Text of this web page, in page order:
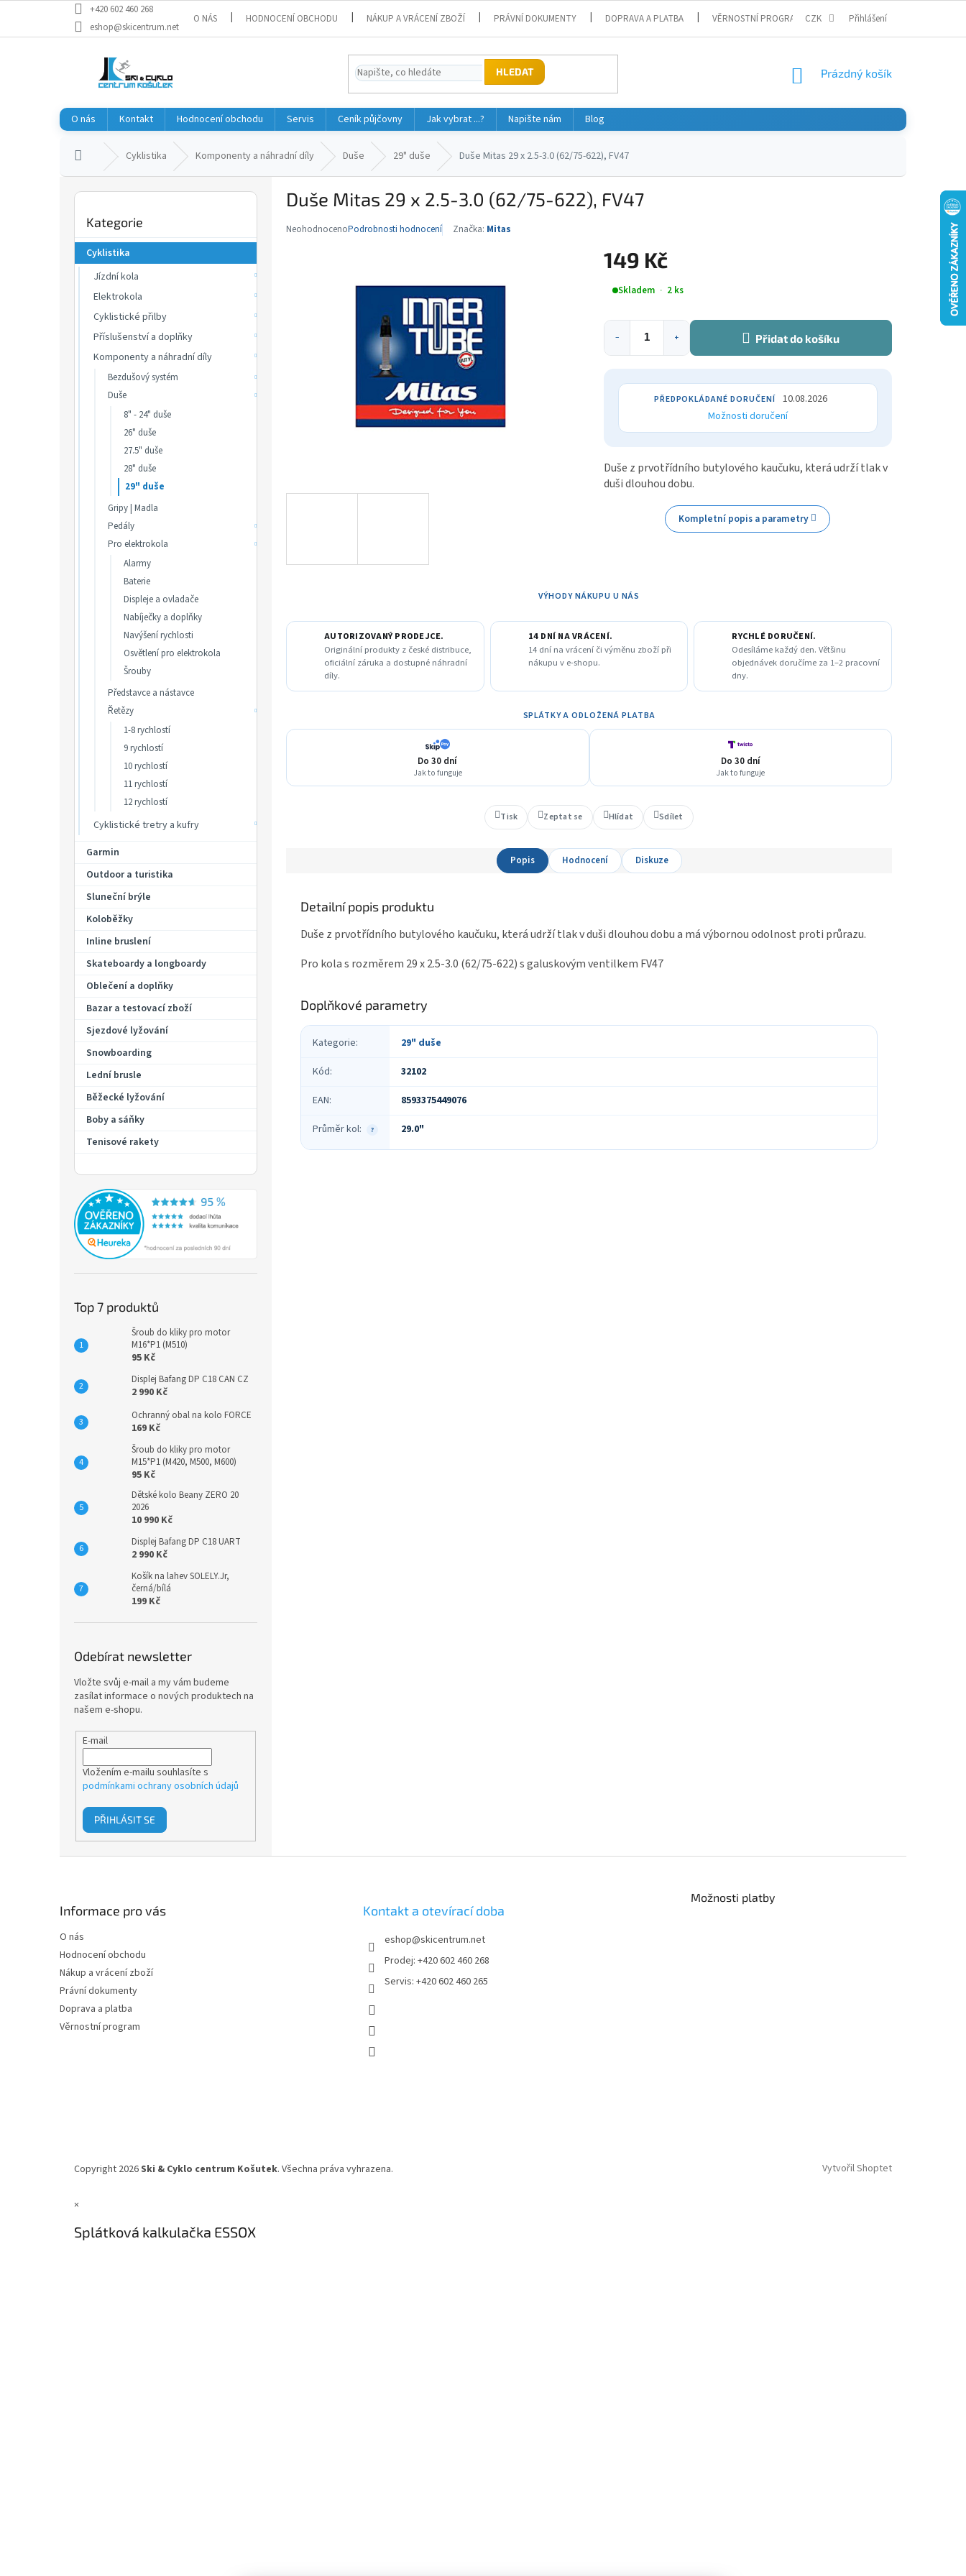
obsah
+420 602 460 268
eshop@skicentrum.net
O NÁS HODNOCENÍ OBCHODU NÁKUP A VRÁCENÍ ZBOŽÍ PRÁVNÍ DOKUMENTY DOPRAVA A PLATBA VĚRNOSTNÍ PROGRAM CZK Přihlášení
HLEDAT
NÁKUPNÍ
Prázdný košík
O nás Kontakt Hodnocení obchodu Servis Ceník půjčovny Jak vybrat ...? Napište nám Blog
Domů Cyklistika Komponenty a náhradní díly Duše 29" duše Duše Mitas 29 x 2.5-3.0 (62/75-622), FV47
kategorie
Kategorie
Cyklistika
Jízdní kola
Elektrokola
Cyklistické přilby
Příslušenství a doplňky
Komponenty a náhradní díly
Bezdušový systém
Duše
8" - 24" duše
26" duše
27.5" duše
28" duše
29" duše
Gripy | Madla
Pedály
Pro elektrokola
Alarmy
Baterie
Displeje a ovladače
Nabíječky a doplňky
Navýšení rychlosti
Osvětlení pro elektrokola
Šrouby
Představce a nástavce
Řetězy
1-8 rychlostí
9 rychlostí
10 rychlostí
11 rychlostí
12 rychlostí
Cyklistické tretry a kufry
Garmin
Outdoor a turistika
Sluneční brýle
Koloběžky
Inline bruslení
Skateboardy a longboardy
Oblečení a doplňky
Bazar a testovací zboží
Sjezdové lyžování
Snowboarding
Lední brusle
Běžecké lyžování
Boby a sáňky
Tenisové rakety
Top 7 produktů
Šroub do kliky pro motor
M16*P1 (M510)
95 Kč
Displej Bafang DP C18 CAN CZ
2 990 Kč
Ochranný obal na kolo FORCE
169 Kč
Šroub do kliky pro motor
M15*P1 (M420, M500, M600)
95 Kč
Dětské kolo Beany ZERO 20
2026
10 990 Kč
Displej Bafang DP C18 UART
2 990 Kč
Košík na lahev SOLELY.Jr,
černá/bílá
199 Kč
Odebírat newsletter
Vložte svůj e-mail a my vám budeme
zasílat informace o nových produktech na
našem e-shopu.
E-mail
Vložením e-mailu souhlasíte s
podmínkami ochrany osobních údajů
PŘIHLÁSIT SE
Duše Mitas 29 x 2.5-3.0 (62/75-622), FV47
Průměrné
NeohodnocenoPodrobnosti hodnocení Značka: Mitas
149 Kč
Měrná
cena:
Skladem 2 ks
+
− Přidat do košíku
10.08.2026
Možnosti doručení
Duše z prvotřídního butylového kaučuku, která udrží tlak v
duši dlouhou dobu.
Kompletní popis a parametry
VÝHODY NÁKUPU U NÁS
AUTORIZOVANÝ PRODEJCE.
Originální produkty z české distribuce,
oficiální záruka a dostupné náhradní
díly.
14 DNÍ NA VRÁCENÍ.
14 dní na vrácení či výměnu zboží při
nákupu v e-shopu.
RYCHLÉ DORUČENÍ.
Odesíláme každý den. Většinu
objednávek doručíme za 1–2 pracovní
dny.
SPLÁTKY A ODLOŽENÁ PLATBA
Do 30 dní
Jak to funguje
Do 30 dní
Jak to funguje
Tisk Zeptat se Hlídat Sdílet
Popis Hodnocení Diskuze
Detailní popis produktu
Duše z prvotřídního butylového kaučuku, která udrží tlak v duši dlouhou dobu a má výbornou odolnost proti průrazu.
Pro kola s rozměrem 29 x 2.5-3.0 (62/75-622) s galuskovým ventilkem FV47
Doplňkové parametry
Kategorie:
29" duše
Kód:
32102
EAN: 8593375449076
?
Průměr kol: 29.0"
Informace pro vás
O nás
Hodnocení obchodu
Nákup a vrácení zboží
Právní dokumenty
Doprava a platba
Věrnostní program
Kontakt a otevírací doba
eshop@skicentrum.net
Prodej: +420 602 460 268
Servis: +420 602 460 265
Možnosti platby
Vytvořil Shoptet
Copyright 2026Ski & Cyklo centrum Košutek. Všechna práva vyhrazena.
×
Splátková kalkulačka ESSOX